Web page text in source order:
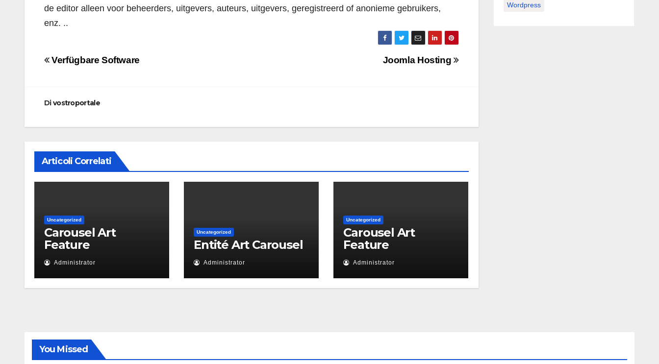
de editor alleen voor beheerders, uitgevers, auteurs, uitgevers, geregistreerd of anonieme gebruikers,
enz. ..
Navigazione
Joomla Hosting
Verfügbare Software
Divostroportale
Articoli Correlati
Uncategorized
Carousel Art
Feature
Administrator
Uncategorized
Entité Art Carousel
Administrator
Uncategorized
Carousel Art
Feature
Administrator
Wordpress
You Missed